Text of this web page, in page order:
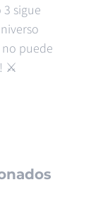
sigue
no puede
⚔️